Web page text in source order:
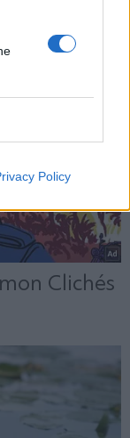
Policy